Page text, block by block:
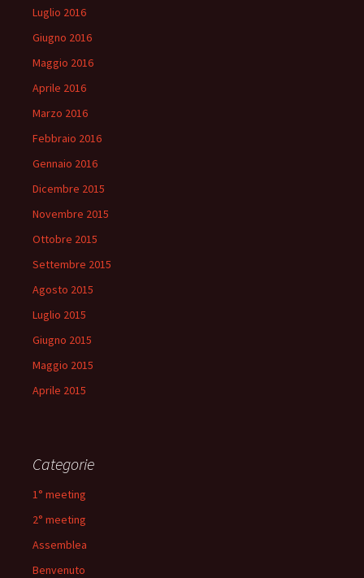
Luglio 2016
Giugno 2016
Maggio 2016
Aprile 2016
Marzo 2016
Febbraio 2016
Gennaio 2016
Dicembre 2015
Novembre 2015
Ottobre 2015
Settembre 2015
Agosto 2015
Luglio 2015
Giugno 2015
Maggio 2015
Aprile 2015
Categorie
1° meeting
2° meeting
Assemblea
Benvenuto